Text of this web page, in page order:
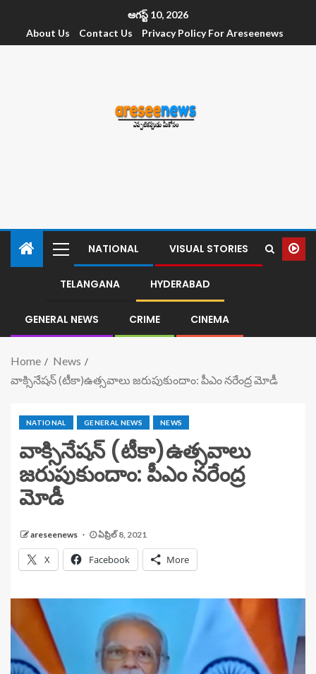
ఆగస్ట్ 10, 2026
About Us
Contact Us Privacy Policy For Areseenews
NATIONAL VISUAL STORIES
TELANGANA HYDERABAD
GENERAL NEWS CRIME CINEMA
Home
News
వాక్సినేషన్ (టీకా)ఉత్సవాలు జరుపుకుందాం: పీఎం నరేంద్ర మోడీ
NATIONAL GENERAL NEWS NEWS
వాక్సినేషన్ (టీకా)ఉత్సవాలు
జరుపుకుందాం: పీఎం నరేంద్ర
మోడీ
areseenews ఏప్రిల్ 8, 2021
X Facebook More